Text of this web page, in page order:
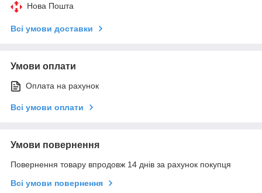
Нова Пошта
Всі умови доставки
Умови оплати
Оплата на рахунок
Всі умови оплати
Умови повернення
Повернення товару впродовж 14 днів за рахунок покупця
Всі умови повернення